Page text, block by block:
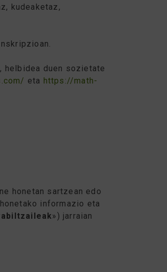
kudeaketaz,
helbidea duen sozietate
eta https://math-
honetan sartzean edo
informazio eta
») jarraian